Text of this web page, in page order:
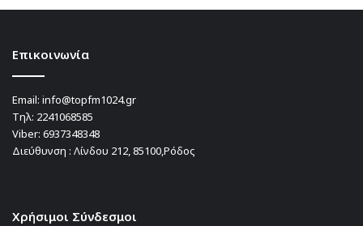
Επικοινωνία
Email: info@topfm1024.gr
Τηλ: 2241068585
Viber: 6937348348
Διεύθυνση : Λίνδου 212, 85100,Ρόδος
Χρήσιμοι Σύνδεσμοι